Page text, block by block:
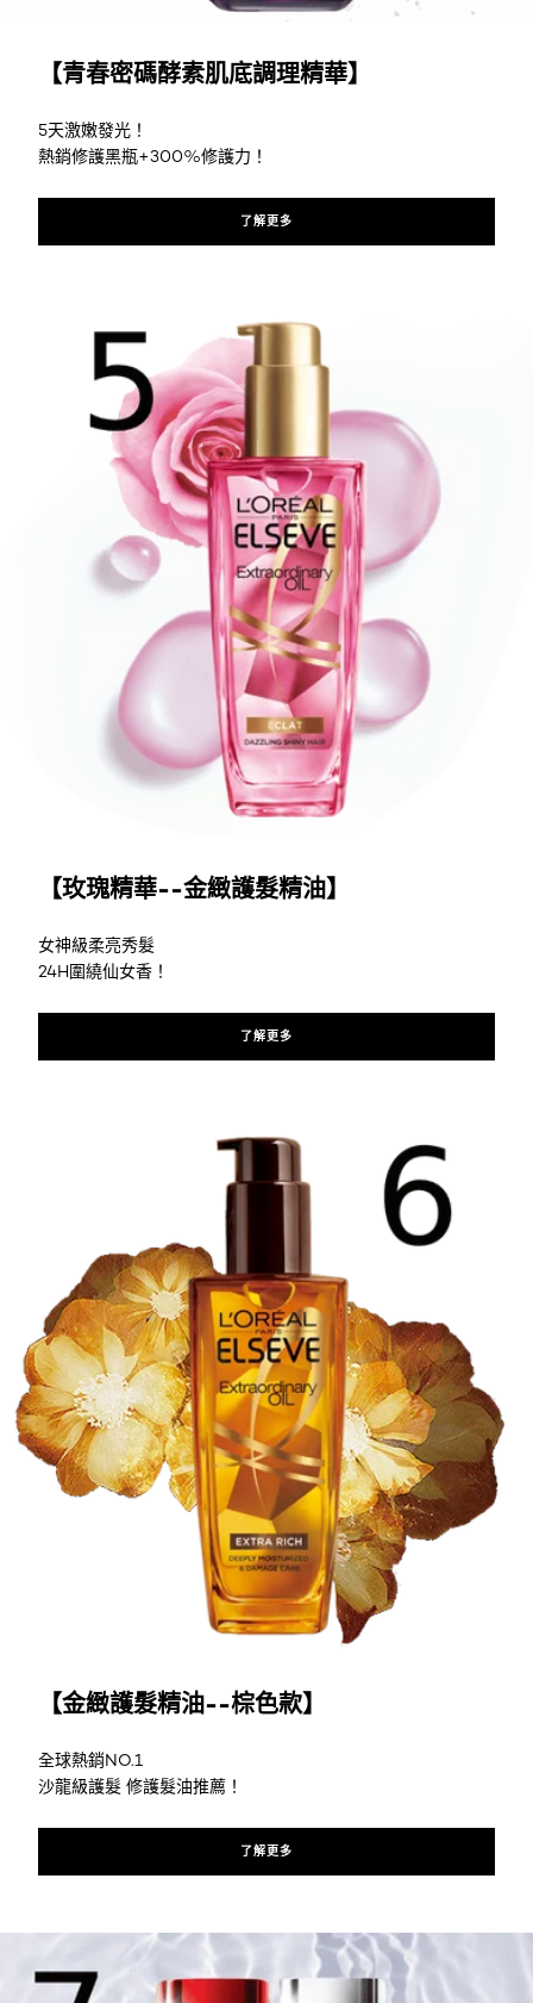
【青春密碼酵素肌底調理精華】
5天激嫩發光！
熱銷修護黑瓶+300%修護力！
了解更多
【玫瑰精華--金緻護髮精油】
女神級柔亮秀髮
24H圍繞仙女香！
了解更多
【金緻護髮精油--棕色款】
全球熱銷NO.1
沙龍級護髮 修護髮油推薦！
了解更多